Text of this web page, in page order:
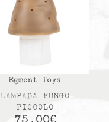
Egmont Toys
LAMPADA FUNGO
PICCOLO